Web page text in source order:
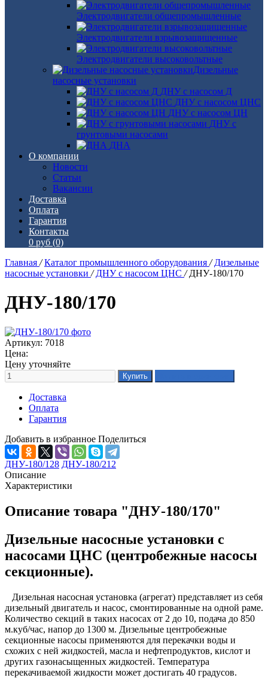
Электродвигатели общепромышленные
Электродвигатели взрывозащищенные
Электродвигатели высоковольтные
Дизельные
насосные установки
ДНУ с насосом Д
ДНУ с насосом ЦНС
ДНУ с насосом ЦН
ДНУ с
грунтовыми насосами
ДНА
О компании
Новости
Статьи
Вакансии
Доставка
Оплата
Гарантия
Контакты
0 руб (0)
Главная / Каталог промышленного оборудования / Дизельные
насосные установки / ДНУ с насосом ЦНС / ДНУ-180/170
ДНУ-180/170
Артикул: 7018
Цена:
Цену уточняйте
Доставка
Оплата
Гарантия
Добавить в избранное Поделиться
ДНУ-180/128 ДНУ-180/212
Описание
Характеристики
Описание товара "ДНУ-180/170"
Дизельные насосные установки с
насосами ЦНС (центробежные насосы
секционные).
Дизельная насосная установка (агрегат) представляет из себя
дизельный двигатель и насос, смонтированные на одной раме.
Количество секций в таких насосах от 2 до 10, подача до 850
м.куб/час, напор до 1300 м. Дизельные центробежные
секционные насосы применяются для перекачки воды и
схожих с ней жидкостей, масла и нефтепродуктов, кислот и
других газонасыщенных жидкостей. Температура
перекачиваемой жидкости может достигать 40 градусов.